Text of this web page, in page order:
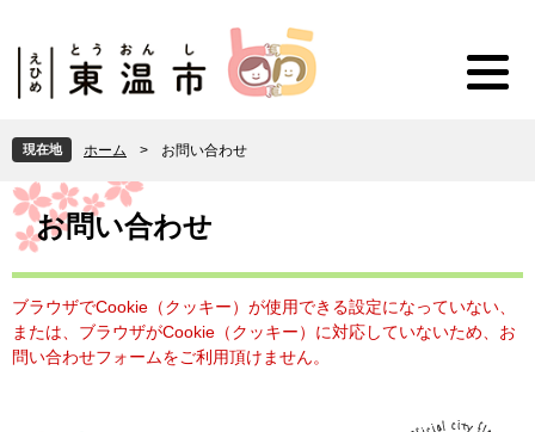
頭
で
す
。
飛
ば
し
て
本
現在地 ホーム > お問い合わせ
本
文 お問い合わせ
ブラウザでCookie（クッキー）が使用できる設定になっていない、
または、ブラウザがCookie（クッキー）に対応していないため、お
問い合わせフォームをご利用頂けません。